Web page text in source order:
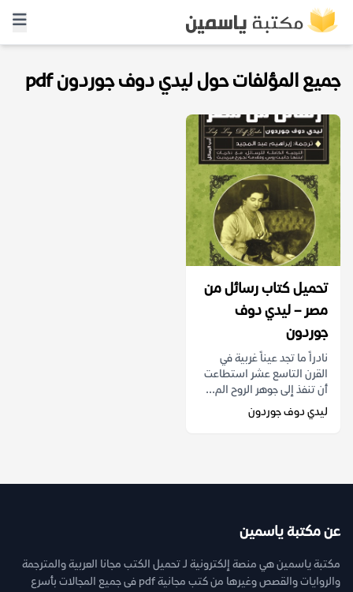
جميع المؤلفات حول ليدي دوف جوردون pdf
تحميل كتاب رسائل من
مصر – ليدي دوف
جوردون
نادراً ما تجد عيناً غربية في
القرن التاسع عشر استطاعت
أن تنفذ إلى جوهر الروح الم...
ليدي دوف جوردون
عن مكتبة ياسمين
مكتبة ياسمين هي منصة إلكترونية لـ تحميل الكتب مجانا العربية والمترجمة
والروايات والقصص وغيرها من كتب مجانية pdf فى جميع المجالات بأسرع